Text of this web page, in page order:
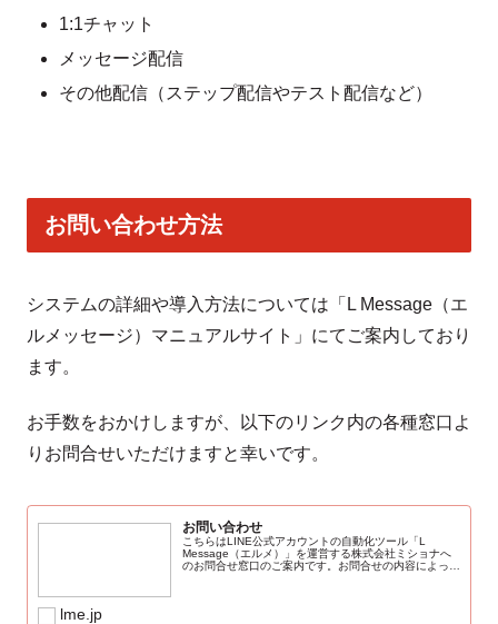
1:1チャット
メッセージ配信
その他配信（ステップ配信やテスト配信など）
お問い合わせ方法
システムの詳細や導入方法については「L Message（エ
ルメッセージ）マニュアルサイト」にてご案内しており
ます。
お手数をおかけしますが、以下のリンク内の各種窓口よ
りお問合せいただけますと幸いです。
お問い合わせ
こちらはLINE公式アカウントの自動化ツール「L
Message（エルメ）」を運営する株式会社ミショナへ
のお問合せ窓口のご案内です。お問合せの内容によって
lme.jp